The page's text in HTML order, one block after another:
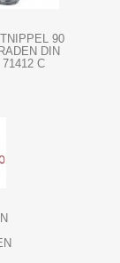
90
DIN
71412 C